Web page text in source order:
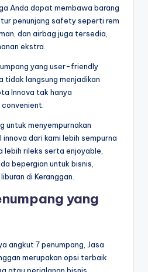
Anda dapat membawa barang
penunjang safety seperti rem
dan airbag juga tersedia,
ekstra.
yang user-friendly
tidak langsung menjadikan
Innova tak hanya
untuk menyempurnakan
dari kami lebih sempurna
lebih rileks serta enjoyable,
bepergian untuk bisnis,
di Keranggan.
yang
angkut 7 penumpang, Jasa
merupakan opsi terbaik